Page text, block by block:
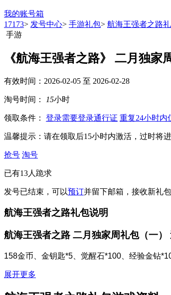
我的账号箱
17173> 发号中心> 手游礼包> 航海王强者之路
手游
《航海王强者之路》 二月独家
有效时间：2026-02-05 至 2026-02-28
淘号时间： 15小时
领取条件： 登录需要登录通行证 重复24小时内
温馨提示： 请在领取后15小时内激活，过时将
抢号 淘号
已有13人跪求
发号已结束，可以预订并留下邮箱，接收新礼
航海王强者之路礼包说明
航海王强者之路 二月独家周礼包（一）
158金币、金钥匙*5、觉醒石*100、经验金钻
展开更多